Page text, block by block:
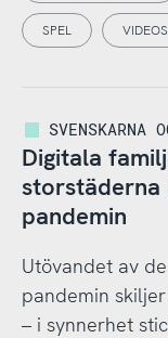
SPEL
SVENSKARNA
Digitala
storstäderna
pandemin
Utövandet av
pandemin
– i synnerhet